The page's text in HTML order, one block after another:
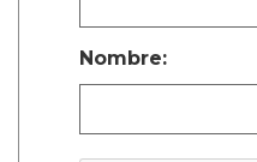
Nombre: